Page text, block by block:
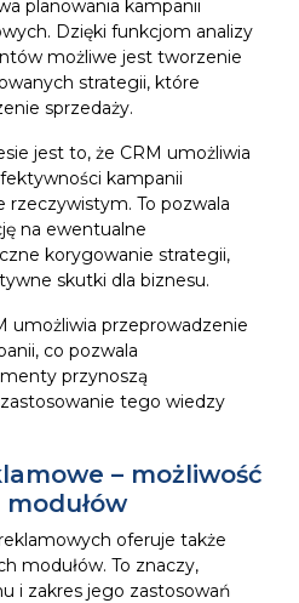
planowania kampanii
Dzięki funkcjom analizy
możliwe jest tworzenie
strategii, które
sprzedaży.
jest to, że CRM umożliwia
kampanii
To pozwala
na ewentualne
korygowanie strategii,
skutki dla biznesu.
umożliwia przeprowadzenie
co pozwala
przynoszą
tego wiedzy
– możliwość
oferuje także
modułów. To znaczy,
i zakres jego zastosowań